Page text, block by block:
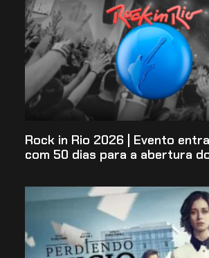
Rock in Rio 2026 | Evento
com 50 dias para a abertura